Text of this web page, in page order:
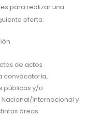
para realizar una
oferta:
de actos
convocatoria,
públicas y/o
Internacional y
áreas.